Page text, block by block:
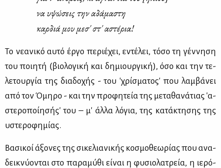
να υψώ­σεις την αδά­μα­στη
καρ­διά μου με­σ' στ' αστέ­ρια!
Το νε­α­νι­κό αυ­τό έρ­γο πε­ριέ­χει, εντέ­λει, τό­σο τη γέν­νη­ση
του ποι­η­τή (βιο­λο­γι­κή και δη­μιουρ­γι­κή), όσο και την τε­
λε­τουρ­γία της δια­δο­χής - του 'χρί­σμα­το­ς' που λαμ­βά­νει
από τον Όμη­ρο - και την προ­φη­τεία της με­τα­θα­νά­τιας 'α­
στε­ρο­ποί­η­σή­ς' του – μ' άλ­λα λό­για, της κα­τά­κτη­σης της
υστε­ρο­φη­μί­ας.
Βα­σι­κοί άξο­νες της σι­κε­λια­νι­κής κο­σμο­θε­ω­ρί­ας που ανα­
δει­κνύ­ο­νται στο πα­ρα­μύ­θι εί­ναι η φυ­σιο­λα­τρεία, η ιε­ρό­